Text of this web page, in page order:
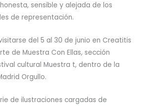
sensible y alejada de los
de representación.
del 5 al 30 de junio en Creatitis
de Muestra Con Ellas, sección
cultural Muestra t, dentro de la
Orgullo.
de ilustraciones cargadas de